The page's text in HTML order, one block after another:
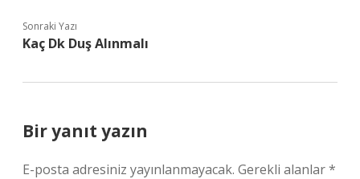
Sonraki Yazı
Kaç Dk Duş Alınmalı
Bir yanıt yazın
E-posta adresiniz yayınlanmayacak. Gerekli alanlar*